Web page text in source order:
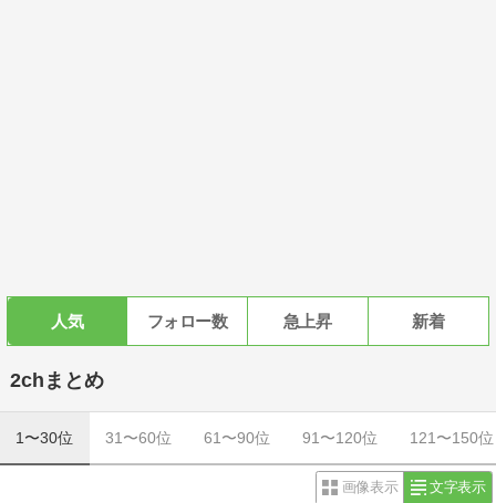
人気 フォロー数 急上昇 新着
2chまとめ
1〜30位 31〜60位 61〜90位 91〜120位 121〜150位
画像表示 文字表示